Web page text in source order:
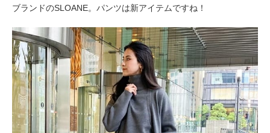
ブランドのSLOANE。パンツは新アイテムですね！